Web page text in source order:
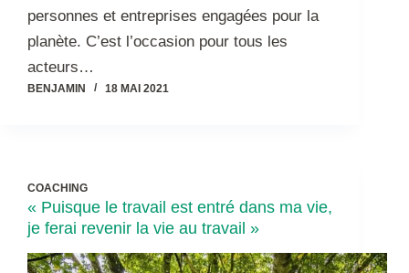
personnes et entreprises engagées pour la
planète. C’est l’occasion pour tous les
acteurs…
BENJAMIN 18 MAI 2021
COACHING
« Puisque le travail est entré dans ma vie,
je ferai revenir la vie au travail »